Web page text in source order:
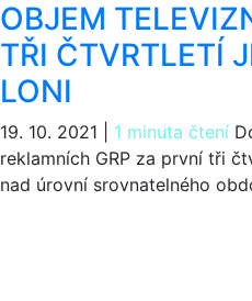
OBJEM
TŘI ČTVRTLETÍ
LONI
19. 10. 2021 1 minuta čtení
reklamních GRP za první tři
nad úrovní srovnatelného